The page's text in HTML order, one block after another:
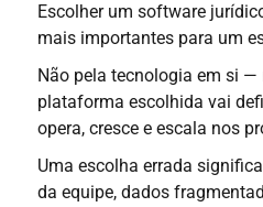
Escolher um software
mais importantes para um
Não pela tecnologia em si —
plataforma escolhida vai
opera, cresce e escala nos
Uma escolha errada
da equipe, dados